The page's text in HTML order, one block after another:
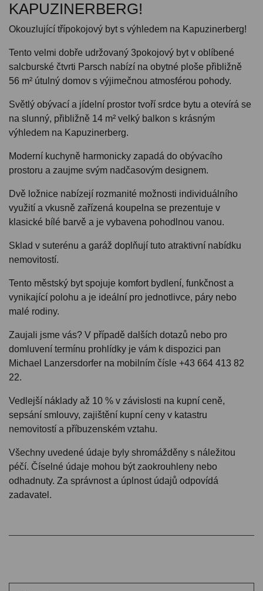
KAPUZINERBERG!
Okouzlující třípokojový byt s výhledem na Kapuzinerberg!
Tento velmi dobře udržovaný 3pokojový byt v oblíbené
salcburské čtvrti Parsch nabízí na obytné ploše přibližně
56 m² útulný domov s výjimečnou atmosférou pohody.
Světlý obývací a jídelní prostor tvoří srdce bytu a otevírá se
na slunný, přibližně 14 m² velký balkon s krásným
výhledem na Kapuzinerberg.
Moderní kuchyně harmonicky zapadá do obývacího
prostoru a zaujme svým nadčasovým designem.
Dvě ložnice nabízejí rozmanité možnosti individuálního
využití a vkusně zařízená koupelna se prezentuje v
klasické bílé barvě a je vybavena pohodlnou vanou.
Sklad v suterénu a garáž doplňují tuto atraktivní nabídku
nemovitostí.
Tento městský byt spojuje komfort bydlení, funkčnost a
vynikající polohu a je ideální pro jednotlivce, páry nebo
malé rodiny.
Zaujali jsme vás? V případě dalších dotazů nebo pro
domluvení termínu prohlídky je vám k dispozici pan
Michael Lanzersdorfer na mobilním čísle +43 664 413 82
22.
Vedlejší náklady až 10 % v závislosti na kupní ceně,
sepsání smlouvy, zajištění kupní ceny v katastru
nemovitostí a příbuzenském vztahu.
Všechny uvedené údaje byly shromážděny s náležitou
péčí. Číselné údaje mohou být zaokrouhleny nebo
odhadnuty. Za správnost a úplnost údajů odpovídá
zadavatel.